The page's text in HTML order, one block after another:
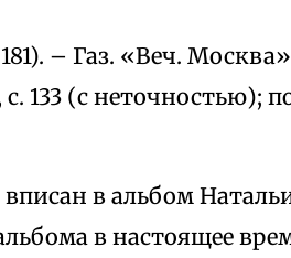
– Газ. «Веч.
133 (с неточностью);
в альбом
в настоящее